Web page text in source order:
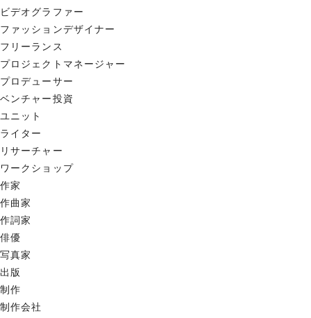
ビデオグラファー
ファッションデザイナー
フリーランス
プロジェクトマネージャー
プロデューサー
ベンチャー投資
ユニット
ライター
リサーチャー
ワークショップ
作家
作曲家
作詞家
俳優
写真家
出版
制作
制作会社